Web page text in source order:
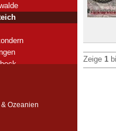
Ozeanien
Zeige 1